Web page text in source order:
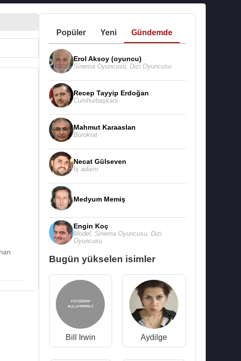
Popüler Yeni Gündemde
Erol Aksoy (oyuncu)
Sinema Oyuncusu, Dizi Oyuncusu
Recep Tayyip Erdoğan
Cumhurbaşkanı
Mahmut Karaaslan
Bürokrat
Necat Gülseven
İş adamı
Medyum Memiş
Engin Koç
Model, Sinema Oyuncusu, Dizi
Oyuncusu
Bugün yükselen isimler
Bill Irwin Aydilge